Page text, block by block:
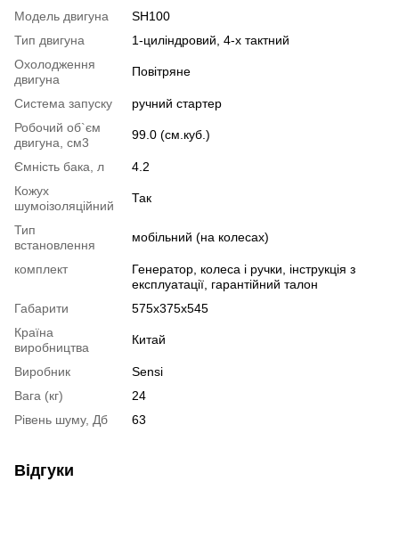
Модель двигуна
SH100
Тип двигуна
1-циліндровий, 4-х тактний
Охолодження
двигуна
Повітряне
Система запуску
ручний стартер
Робочий об`єм
двигуна, см3
99.0 (см.куб.)
Ємність бака, л
4.2
Кожух
шумоізоляційний
Так
Тип
встановлення
мобільний (на колесах)
комплект
Генератор, колеса і ручки, інструкція з
експлуатації, гарантійний талон
Габарити
575x375x545
Країна
виробництва
Китай
Виробник
Sensi
Вага (кг)
24
Рівень шуму, Дб
63
Відгуки